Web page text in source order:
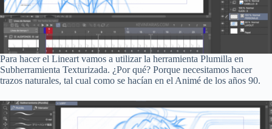
Para hacer el Lineart vamos a utilizar la herramienta Plumilla en
Subherramienta Texturizada. ¿Por qué? Porque necesitamos hacer
trazos naturales, tal cual como se hacían en el Animé de los años 90.